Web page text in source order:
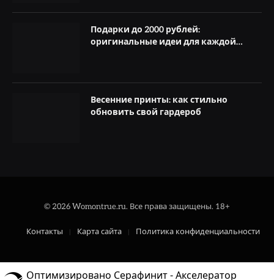
Подарки до 2000 рублей:
оригинальные идеи для каждой
Весенние принты: как стильно
обновить свой гардероб
© 2026 Womontrue.ru. Все права защищены. 18+
Контакты Карта сайта Политика конфиденциальности
Оптимизировано Серафинит - Акселератор